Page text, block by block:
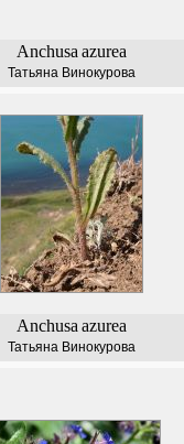
Anchusa azurea
Татьяна Винокурова
Anchusa azurea
Татьяна Винокурова